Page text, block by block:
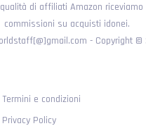
di affiliati Amazon riceviamo
commissioni su acquisti idonei.
- Copyright ©
Termini e condizioni
Privacy Policy